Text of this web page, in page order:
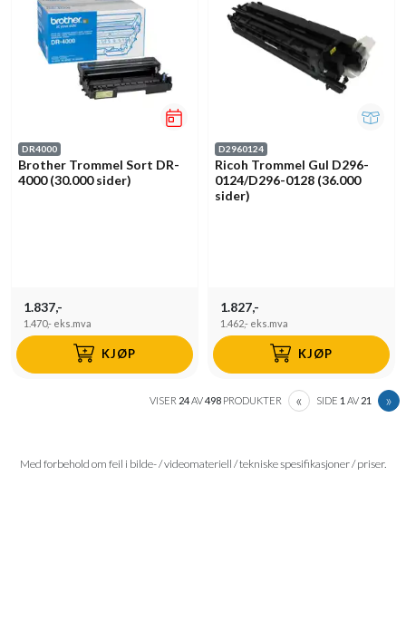
DR4000
Brother Trommel Sort DR-
4000 (30.000 sider)
1.837,-
1.470,- eks.mva
KJØP
D2960124
Ricoh Trommel Gul D296-
0124/D296-0128 (36.000
sider)
1.827,-
1.462,- eks.mva
KJØP
VISER 24 AV498 PRODUKTER «PREVIOUS
SIDE 1 AV 21 »
Med forbehold om feil i bilde- / videomateriell / tekniske spesifikasjoner / priser.